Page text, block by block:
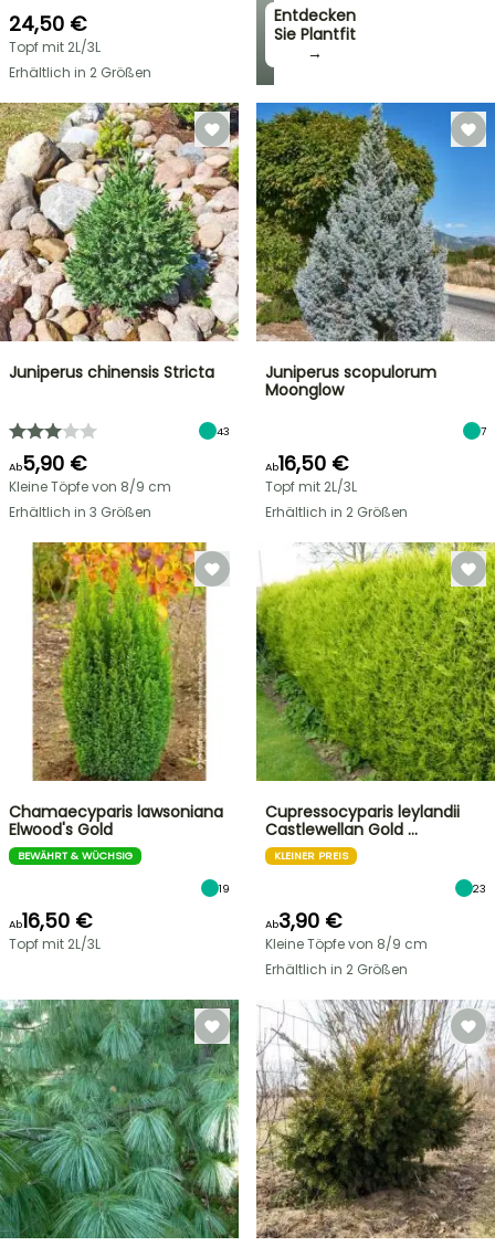
Entdecken
Sie Plantfit
→
24,50 €
Topf mit 2L/3L
Erhältlich in 2 Größen
Juniperus chinensis Stricta
43
Ab5,90 €
Kleine Töpfe von 8/9 cm
Erhältlich in 3 Größen
Juniperus scopulorum
Moonglow
7
Ab16,50 €
Topf mit 2L/3L
Erhältlich in 2 Größen
Chamaecyparis lawsoniana
Elwood's Gold
BEWÄHRT & WÜCHSIG
19
Ab16,50 €
Topf mit 2L/3L
Cupressocyparis leylandii
Castlewellan Gold …
KLEINER PREIS
23
Ab3,90 €
Kleine Töpfe von 8/9 cm
Erhältlich in 2 Größen